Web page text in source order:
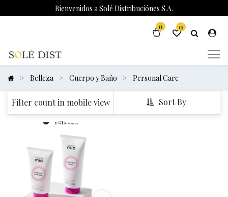
Bienvenidos a Solé Distribuciónes S.A.
0 0
Belleza Cuerpo y Baño Personal Care
Filter count in mobile view
Filters
Sort By